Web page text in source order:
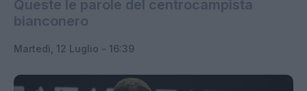
Queste le parole del centrocampista
bianconero
Martedì, 12 Luglio - 16:39